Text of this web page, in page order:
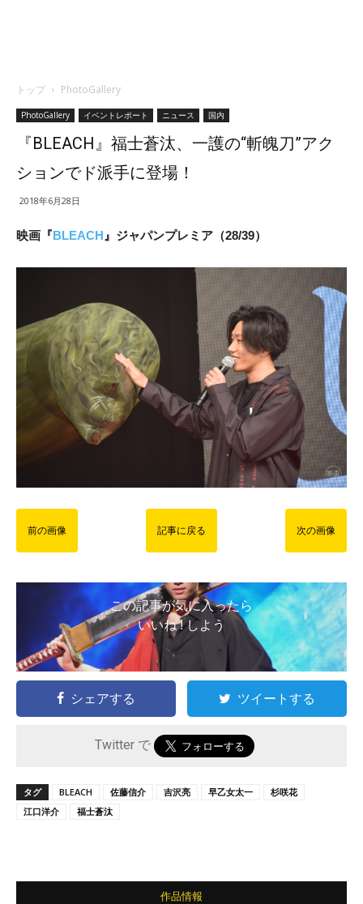
トップ PhotoGallery
PhotoGallery イベントレポート ニュース 国内
『BLEACH』福士蒼汰、一護の“斬魄刀”アク
ションでド派手に登場！
2018年6月28日
映画『BLEACH 』ジャパンプレミア（28/39）
前の画像 記事に戻る 次の画像
この記事が気に入ったら
いいね ! しよう
シェアする ツイートする
Twitter で
タグ BLEACH 佐藤信介 吉沢亮 早乙女太一
杉咲花
江口洋介
福士蒼汰
作品情報